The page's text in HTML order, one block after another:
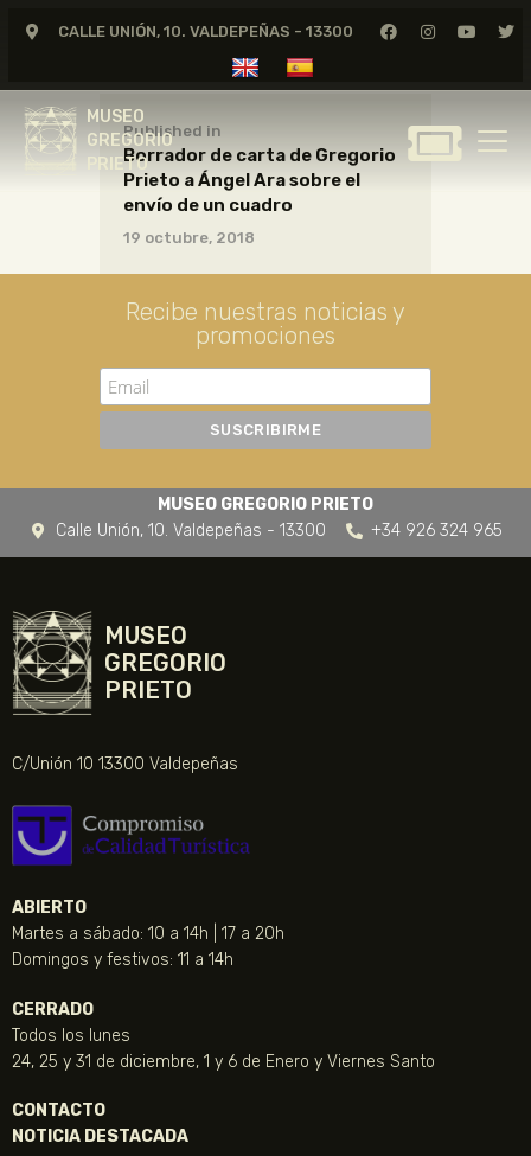
CALLE UNIÓN, 10. VALDEPEÑAS - 13300
MUSEO
GREGORIO
PRIETO
MUSEO
GREGORIO
GREGORIO PRIETO
MUSEO
ARCHIVO
CERTAMEN DE DIBUJO
FUNDACIÓN
TIENDA
NOTICIAS
Published in
Borrador de carta de Gregorio
Prieto a Ángel Ara sobre el
envío de un cuadro
19 octubre, 2018
Recibe nuestras noticias y
promociones
MUSEO GREGORIO PRIETO
Calle Unión, 10. Valdepeñas - 13300
+34 926 324 965
MUSEO
GREGORIO
PRIETO
C/Unión 10 13300 Valdepeñas
ABIERTO
Martes a sábado: 10 a 14h | 17 a 20h
Domingos y festivos: 11 a 14h
CERRADO
Todos los lunes
24, 25 y 31 de diciembre, 1 y 6 de Enero y Viernes Santo
CONTACTO
NOTICIA DESTACADA